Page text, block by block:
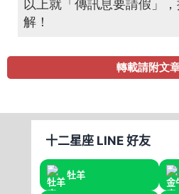
以上就「傳訊息要請假」
解！
轉載請附文